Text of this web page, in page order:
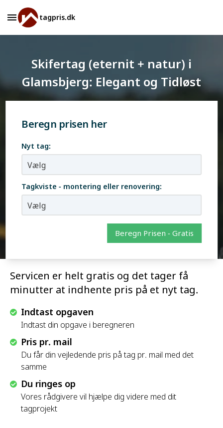
tagpris.dk
Skifertag (eternit + natur) i
Glamsbjerg: Elegant og Tidløst
Servicen er helt gratis og det tager få
minutter at indhente pris på et nyt tag.
Indtast opgaven
Indtast din opgave i beregneren
Pris pr. mail
Du får din vejledende pris på tag pr. mail med det
samme
Du ringes op
Vores rådgivere vil hjælpe dig videre med dit
tagprojekt
Beregn prisen her
Nyt tag:
Tagkviste - montering eller renovering:
Beregn Prisen - Gratis